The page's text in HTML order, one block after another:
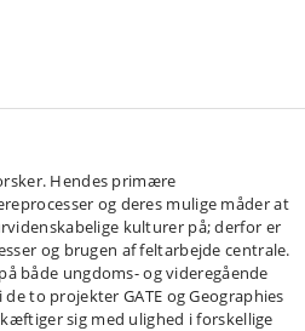
Hendes primære
og deres mulige måder at
kulturer på; derfor er
og brugen af ​​feltarbejde centrale.
både ungdoms- og videregående
to projekter GATE og Geographies
sig med ulighed i forskellige